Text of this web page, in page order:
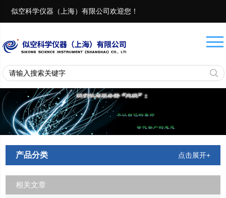
似空科学仪器（上海）有限公司欢迎您！
产品分类 点击展开+
相关文章